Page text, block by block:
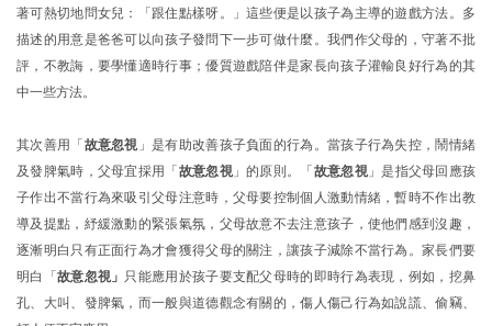
著可熱切地問女兒：「跟住點樣呀。」這些便是以孩子為主導的遊戲方法。多
描述的用意是爸爸可以向孩子發問下一步可做什麼。我們作父母的，守著不批
評，不教誨，要學懂適時行事；優質遊戲陪伴是家長向孩子灌輸良好行為的其
中一些方法。
其次善用「故意忽視 」是有助改善孩子負面的行為。當孩子行為失控，鬧情緒
及發脾氣時，父母宜採用「故意忽視」的原則。「故意忽視」是指父母回應孩
子作出不當行為來吸引父母注意時，父母要控制個人激動情緒，暫時不作出教
導及提點，紓緩激動的緊張氣氛，父母故意不去注意孩子，使他們感到沒趣，
逐漸明白只有正面行為才會獲得父母的關注，讓孩子減除不當行為。家長們要
明白「故意忽視」 只能應用於孩子要支配父母時的即時行為表現，例如，挖鼻
孔、大叫、發脾氣，而一般與道德觀念有關的，傷人傷己行為如說謊、偷竊、